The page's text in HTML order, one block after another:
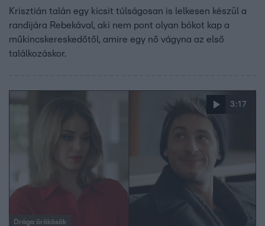
Krisztián talán egy kicsit túlságosan is lelkesen készül a
randijára Rebekával, aki nem pont olyan bókot kap a
műkincskereskedőtől, amire egy nő vágyna az első
találkozáskor.
3:17
Drága örökösök